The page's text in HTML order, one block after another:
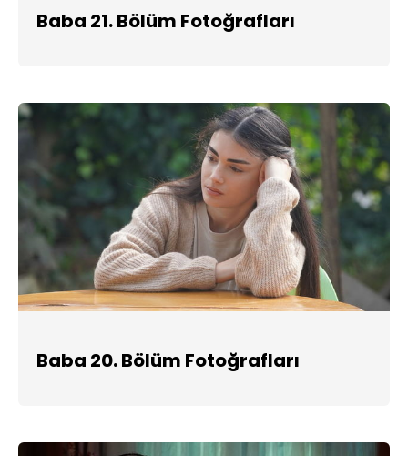
Baba 21. Bölüm Fotoğrafları
Baba 20. Bölüm Fotoğrafları